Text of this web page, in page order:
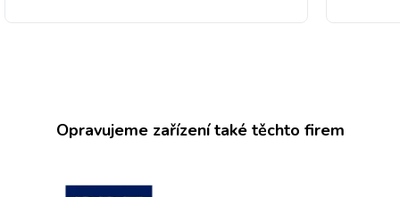
Opravujeme zařízení také těchto firem